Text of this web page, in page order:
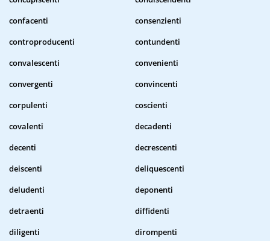
confacenti
consenzienti
controproducenti
contundenti
convalescenti
convenienti
convergenti
convincenti
corpulenti
coscienti
covalenti
decadenti
decenti
decrescenti
deiscenti
deliquescenti
deludenti
deponenti
detraenti
diffidenti
diligenti
dirompenti